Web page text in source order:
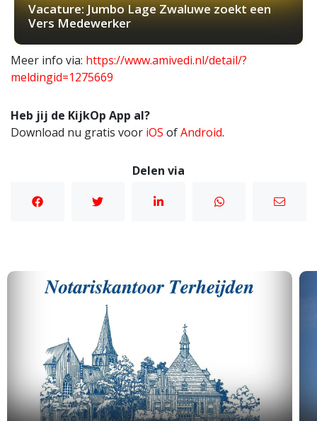
Vacature: Jumbo Lage Zwaluwe zoekt een
Vers Medewerker
Meer info via: https://www.amivedi.nl/detail/?
meldingid=1275669
Heb jij de KijkOp App al?
Download nu gratis voor iOS ofAndroid.
Delen via